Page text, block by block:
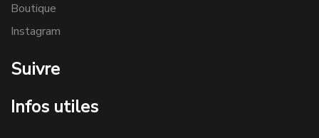
Boutique
Instagram
Suivre
Infos utiles